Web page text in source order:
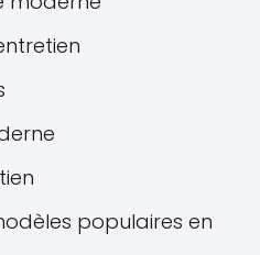
populaires en